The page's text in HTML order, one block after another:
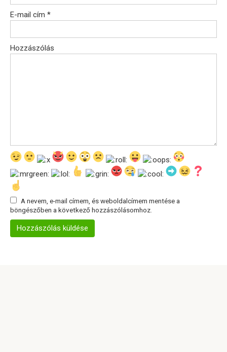
E-mail cím *
Hozzászólás
A nevem, e-mail címem, és weboldalcímem mentése a
böngészőben a következő hozzászólásomhoz.